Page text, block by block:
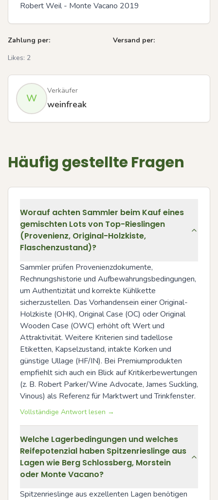
Robert Weil - Monte Vacano 2019
Zahlung per:
Versand per:
Likes: 2
W
Verkäufer
weinfreak
Häufig gestellte Fragen
Worauf achten Sammler beim Kauf eines
gemischten Lots von Top-Rieslingen
(Provenienz, Original-Holzkiste,
Flaschenzustand)?
Sammler prüfen Provenienzdokumente,
Rechnungshistorie und Aufbewahrungsbedingungen,
um Authentizität und korrekte Kühlkette
sicherzustellen. Das Vorhandensein einer Original-
Holzkiste (OHK), Original Case (OC) oder Original
Wooden Case (OWC) erhöht oft Wert und
Attraktivität. Weitere Kriterien sind tadellose
Etiketten, Kapselzustand, intakte Korken und
günstige Ullage (HF/IN). Bei Premiumprodukten
empfiehlt sich auch ein Blick auf Kritikerbewertungen
(z. B. Robert Parker/Wine Advocate, James Suckling,
Vinous) als Referenz für Marktwert und Trinkfenster.
Vollständige Antwort lesen →
Welche Lagerbedingungen und welches
Reifepotenzial haben Spitzenrieslinge aus
Lagen wie Berg Schlossberg, Morstein
oder Monte Vacano?
Spitzenrieslinge aus exzellenten Lagen benötigen